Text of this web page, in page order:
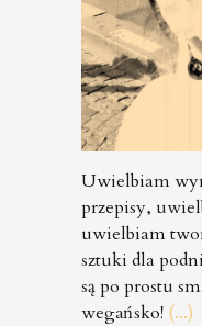
Uwielbiam
przepisy,
uwielbiam
sztuki dla
są po prostu
wegańsko! (...)